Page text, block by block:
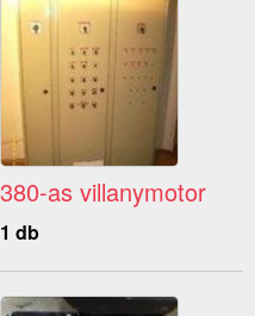
380-as villanymotor
1 db